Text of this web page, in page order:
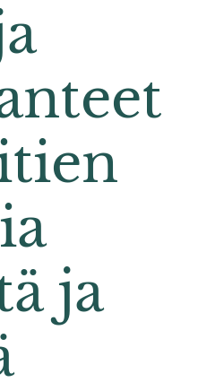
ja